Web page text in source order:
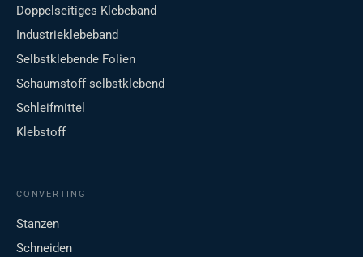
Doppelseitiges Klebeband
Industrieklebeband
Selbstklebende Folien
Schaumstoff selbstklebend
Schleifmittel
Klebstoff
CONVERTING
Stanzen
Schneiden